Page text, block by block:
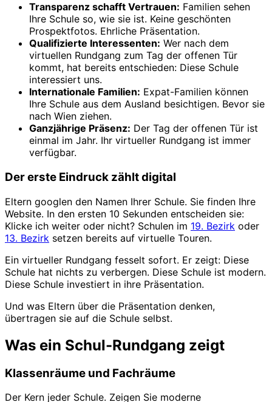
Transparenz schafft Vertrauen: Familien sehen
Ihre Schule so, wie sie ist. Keine geschönten
Prospektfotos. Ehrliche Präsentation.
Qualifizierte Interessenten: Wer nach dem
virtuellen Rundgang zum Tag der offenen Tür
kommt, hat bereits entschieden: Diese Schule
interessiert uns.
Internationale Familien: Expat-Familien können
Ihre Schule aus dem Ausland besichtigen. Bevor sie
nach Wien ziehen.
Ganzjährige Präsenz: Der Tag der offenen Tür ist
einmal im Jahr. Ihr virtueller Rundgang ist immer
verfügbar.
Der erste Eindruck zählt digital
Eltern googlen den Namen Ihrer Schule. Sie finden Ihre
Website. In den ersten 10 Sekunden entscheiden sie:
Klicke ich weiter oder nicht? Schulen im 19. Bezirk oder
13. Bezirk setzen bereits auf virtuelle Touren.
Ein virtueller Rundgang fesselt sofort. Er zeigt: Diese
Schule hat nichts zu verbergen. Diese Schule ist modern.
Diese Schule investiert in ihre Präsentation.
Und was Eltern über die Präsentation denken,
übertragen sie auf die Schule selbst.
Was ein Schul-Rundgang zeigt
Klassenräume und Fachräume
Der Kern jeder Schule. Zeigen Sie moderne